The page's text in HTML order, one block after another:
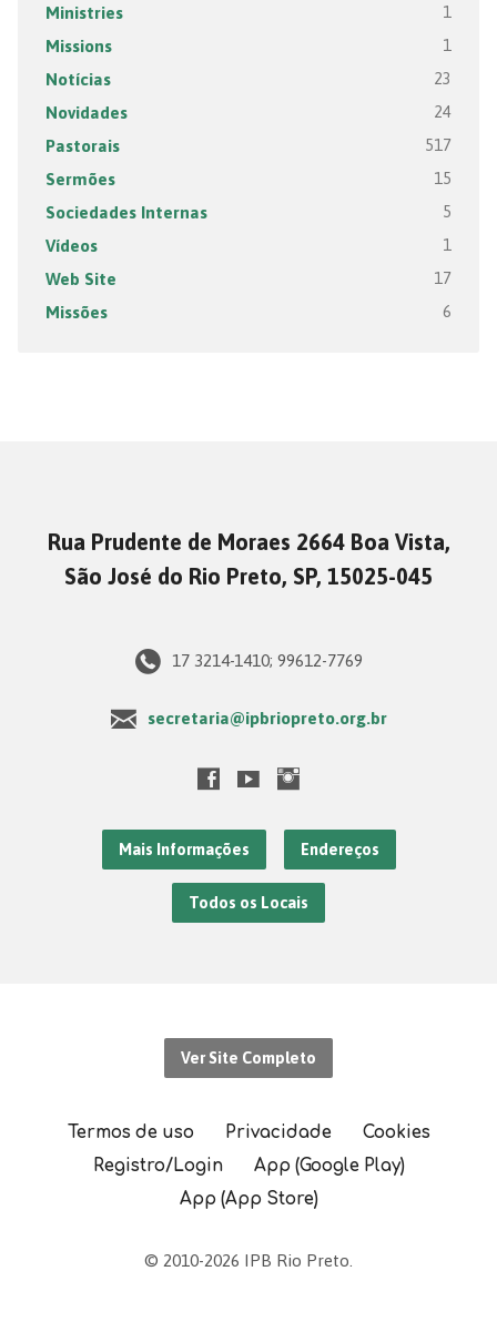
Ministries 1
Missions 1
Notícias 23
Novidades 24
Pastorais 517
Sermões 15
Sociedades Internas 5
Vídeos 1
Web Site 17
Missões 6
Rua Prudente de Moraes 2664 Boa Vista,
São José do Rio Preto, SP, 15025-045
17 3214-1410; 99612-7769
secretaria@ipbriopreto.org.br
Mais Informações Endereços
Todos os Locais
Ver Site Completo
Termos de uso Privacidade
Cookies
Registro/Login
App (Google Play)
App (App Store)
© 2010-2026 IPB Rio Preto.